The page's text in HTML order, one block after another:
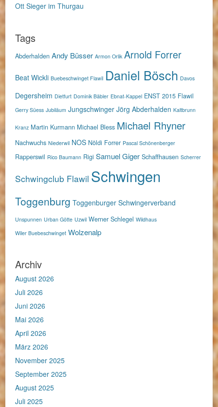
Ott Sieger im Thurgau
Tags
Abderhalden Andy Büsser Armon Orlik Arnold Forrer
Beat Wickli Buebeschwinget Flawil Daniel Bösch Davos
Degersheim Dietfurt Dominik Bäbler Ebnat-Kappel ENST 2015 Flawil
Gerry Süess Jubiläum Jungschwinger Jörg Abderhalden Kaltbrunn
Kranz Martin Kurmann Michael Bless Michael Rhyner
Nachwuchs Niederwil NOS Nöldi Forrer Pascal Schönenberger
Rapperswil Rico Baumann Rigi Samuel Giger Schaffhausen Scherrer
Schwingclub Flawil Schwingen
Toggenburg Toggenburger Schwingerverband
Unspunnen Urban Götte Uzwil Werner Schlegel Wildhaus
Wiler Buebeschwinget Wolzenalp
Archiv
August 2026
Juli 2026
Juni 2026
Mai 2026
April 2026
März 2026
November 2025
September 2025
August 2025
Juli 2025